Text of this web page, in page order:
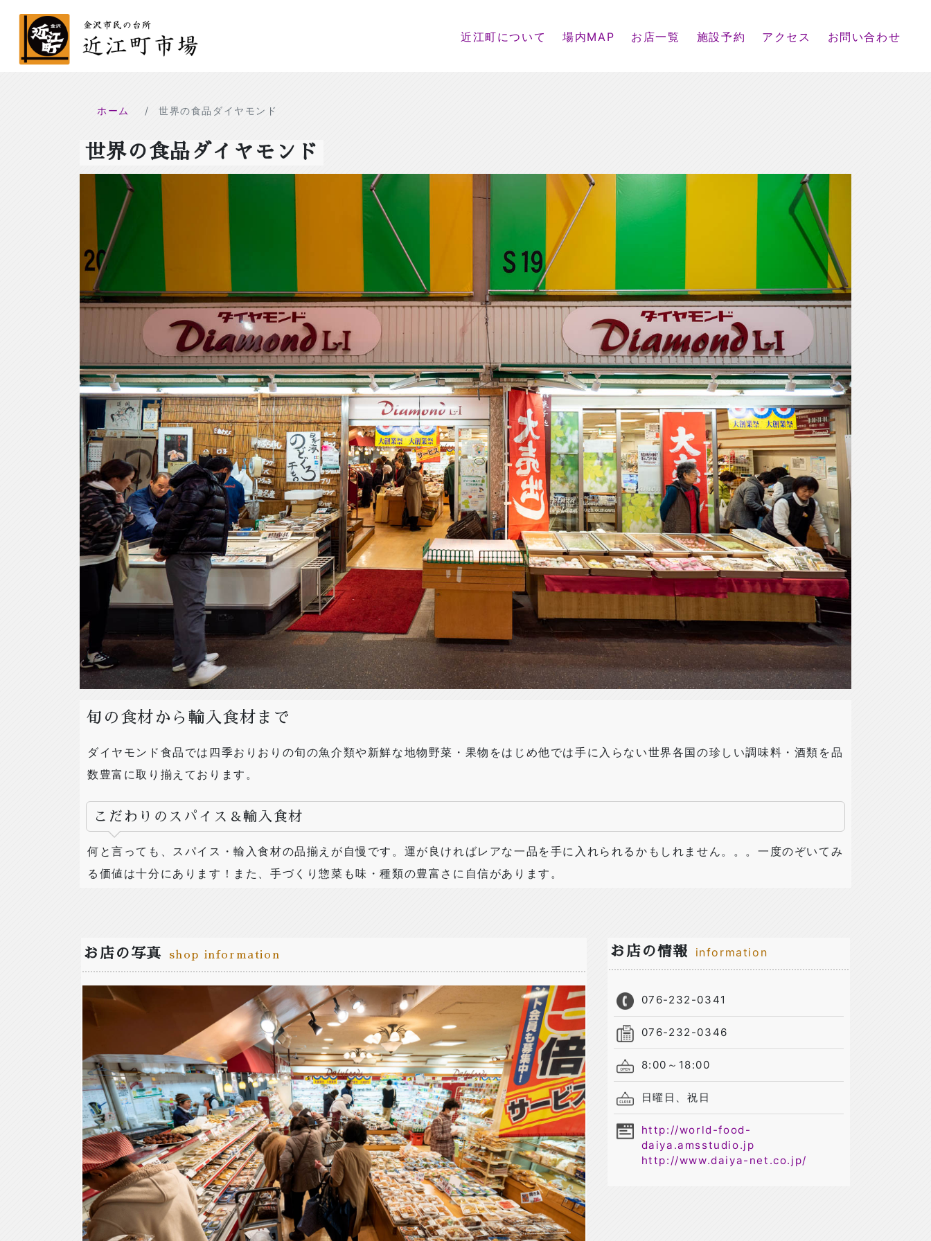
近江町について 場内MAP お店一覧 施設予約 アクセス お問い合わせ
ホーム 世界の食品ダイヤモンド
世界の食品ダイヤモンド
旬の食材から輸入食材まで
ダイヤモンド食品では四季おりおりの旬の魚介類や新鮮な地物野菜・果物をはじめ他では手に入らない世界各国の珍しい調味料・酒類を品
数豊富に取り揃えております。
こだわりのスパイス＆輸入食材
何と言っても、スパイス・輸入食材の品揃えが自慢です。運が良ければレアな一品を手に入れられるかもしれません。。。一度のぞいてみ
る価値は十分にあります！また、手づくり惣菜も味・種類の豊富さに自信があります。
お店の写真 shop information お店の情報 information
076-232-0341
076-232-0346
8:00～18:00
日曜日、祝日
http://world-food-
daiya.amsstudio.jp
http://www.daiya-net.co.jp/